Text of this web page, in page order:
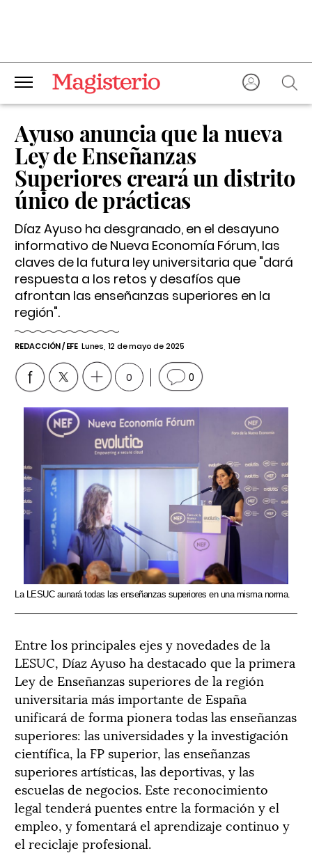
Ayuso anuncia que la nueva
Ley de Enseñanzas
Superiores creará un distrito
único de prácticas
Díaz Ayuso ha desgranado, en el desayuno
informativo de Nueva Economía Fórum, las
claves de la futura ley universitaria que "dará
respuesta a los retos y desafíos que
afrontan las enseñanzas superiores en la
región".
REDACCIÓN / EFE Lunes, 12 de mayo de 2025
0 0
La LESUC aunará todas las enseñanzas superiores en una misma norma.
Entre los principales ejes y novedades de la
LESUC, Díaz Ayuso ha destacado que la primera
Ley de Enseñanzas superiores de la región
universitaria más importante de España
unificará de forma pionera todas las enseñanzas
superiores: las universidades y la investigación
científica, la FP superior, las enseñanzas
superiores artísticas, las deportivas, y las
escuelas de negocios. Este reconocimiento
legal tenderá puentes entre la formación y el
empleo, y fomentará el aprendizaje continuo y
el reciclaje profesional.